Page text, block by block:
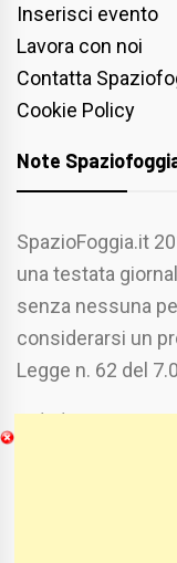
Inserisci evento
Lavora con noi
Contatta
Cookie Policy
Note
SpazioFoggia.it
una testata
senza nessuna
considerarsi un
Legge n. 62 del
Chi Siamo